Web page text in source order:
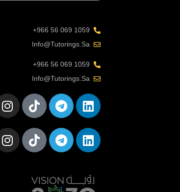
1059 069 56 966+
Info@tutorings.sa
1059 069 56 966+
Info@tutorings.sa